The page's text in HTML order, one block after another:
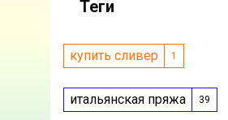
Теги
купить сливер 1
итальянская пряжа 39